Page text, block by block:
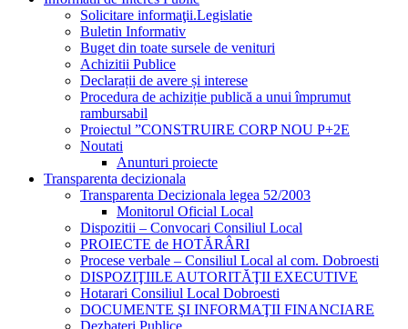
Solicitare informaţii.Legislatie
Buletin Informativ
Buget din toate sursele de venituri
Achizitii Publice
Declarații de avere și interese
Procedura de achiziție publică a unui împrumut
rambursabil
Proiectul ”CONSTRUIRE CORP NOU P+2E
Noutati
Anunturi proiecte
Transparenta decizionala
Transparenta Decizionala legea 52/2003
Monitorul Oficial Local
Dispozitii – Convocari Consiliul Local
PROIECTE de HOTĂRÂRI
Procese verbale – Consiliul Local al com. Dobroesti
DISPOZIŢIILE AUTORITĂŢII EXECUTIVE
Hotarari Consiliul Local Dobroesti
DOCUMENTE ŞI INFORMAŢII FINANCIARE
Dezbateri Publice